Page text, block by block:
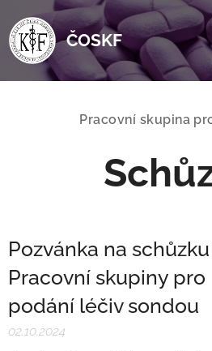
ČOSKF
Pracovní skupina
Pozvánka na schůzku
Pracovní skupiny pro
podání léčiv sondou
02.10.2024